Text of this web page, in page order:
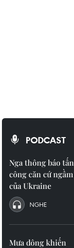
PODCAST
Nga thông báo tấn
công căn cứ ngầm
của Ukraine
NGHE
Mưa dông khiến